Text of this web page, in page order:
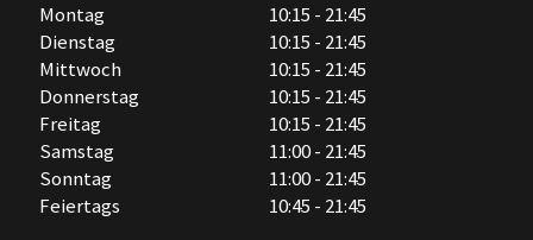
Montag
10:15 - 21:45
Dienstag
10:15 - 21:45
Mittwoch
10:15 - 21:45
Donnerstag
10:15 - 21:45
Freitag
10:15 - 21:45
Samstag
11:00 - 21:45
Sonntag
11:00 - 21:45
Feiertags
10:45 - 21:45